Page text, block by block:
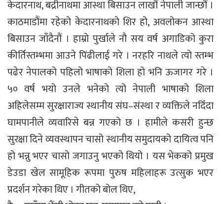
केदारनाथ, बद्रीनाथमा आस्था बिसाउन लाखौं नेपाली जान्छौं ।
काठमाडौंमा रहेको केदारनाथको शिर हो, अवलोकन आस्था
बिसाउन जाँदैनौं । हाम्रो पुर्खाले नौ सय वर्ष अगाडिको कुरा
कीर्तिस्तम्भमा आउने पिंढीलाई गरे । नरहरि नाथले त्यो स्तम्भ
पढेर नेपालको पहिलो भाषाको शिला हो भनि ऊजागर गरे ।
५० वर्ष भयो उनले भनेको त्यो नेपाली भाषाको शिला
अहिलेसम्म सुरक्षाराज्य स्थानीय संघ–संस्था र व्यक्तिले नदिँदा
घामपानीले व्यवारिसे बन्न गएको छ । हामीले कसरी हुन्छ
सुरक्षा दिने व्यवस्थापन चासो स्थानीय समुदायको दायित्व पनि
हो भन्नु भएर चासो जगाउनु भएको थियो । यस भेकको प्रमुख
डेउडा खेल सामूहिक रूपमा पुरुष महिलाहरू उत्सुक भएर
प्रदर्शन गरेका थिए । गीतको बोल थिए,